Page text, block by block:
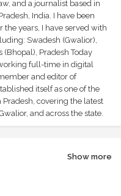
and a journalist based in
India. I have been
years, I have served with
Swadesh (Gwalior),
(Bhopal), Pradesh Today
full-time in digital
and editor of
itself as one of the
covering the latest
and across the state.
Show more